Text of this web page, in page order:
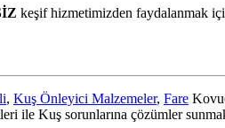
keşif hizmetimizden faydalanmak
, Kuş Önleyici Malzemeler, Fare
ile Kuş sorunlarına çözümler